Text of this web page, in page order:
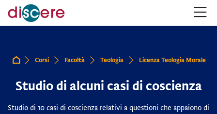
Salta alla navigazione
Salta al form login
Vai al contenuto principale
Salta alle opzioni accessibilità
Salta al footer
Salta opzioni accessibilità
Home Corsi Facoltà Teologia Licenza Teologia Morale
Studio di alcuni casi di coscienza
Studio di 10 casi di coscienza relativi a questioni che appaiono di